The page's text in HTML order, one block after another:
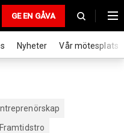
GE EN GÅVA
Nyheter Vår mötesplats